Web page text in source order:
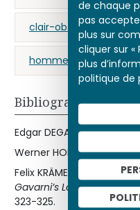
de chaque
pas
plus sur
cliquer sur «
plus
politique de
clair-obscur
homme
Bibliographie
Edgar DEGAS,Lettres
Werner HOFMANN,Degas,
Felix KRÄMER, “
Mon
Gavarni’s Lorette, The
323-325.